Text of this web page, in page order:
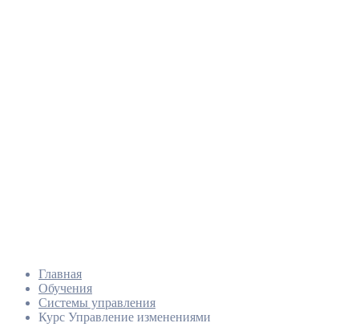
Главная
Обучения
Системы управления
Курс Управление изменениями